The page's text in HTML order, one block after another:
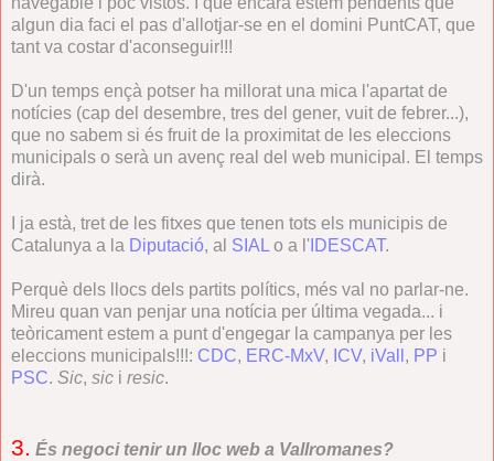
algun dia faci el pas d'allotjar-se en el domini PuntCAT, que
tant va costar d'aconseguir!!!
D'un temps ençà potser ha millorat una mica l'apartat de
notícies (cap del desembre, tres del gener, vuit de febrer...),
que no sabem si és fruit de la proximitat de les eleccions
municipals o serà un avenç real del web municipal. El temps
dirà.
I ja està, tret de les fitxes que tenen tots els municipis de
Catalunya a la Diputació, al SIAL o a l' IDESCAT.
Perquè dels llocs dels partits polítics, més val no parlar-ne.
Mireu quan van penjar una notícia per última vegada... i
teòricament estem a punt d'engegar la campanya per les
eleccions municipals!!!: CDC, ERC-MxV, ICV, iVall , PP i
PSC. Sic, sic i resic.
3. És negoci tenir un lloc web a Vallromanes?